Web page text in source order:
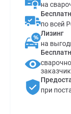
на
по всей
Лизинг
на
при